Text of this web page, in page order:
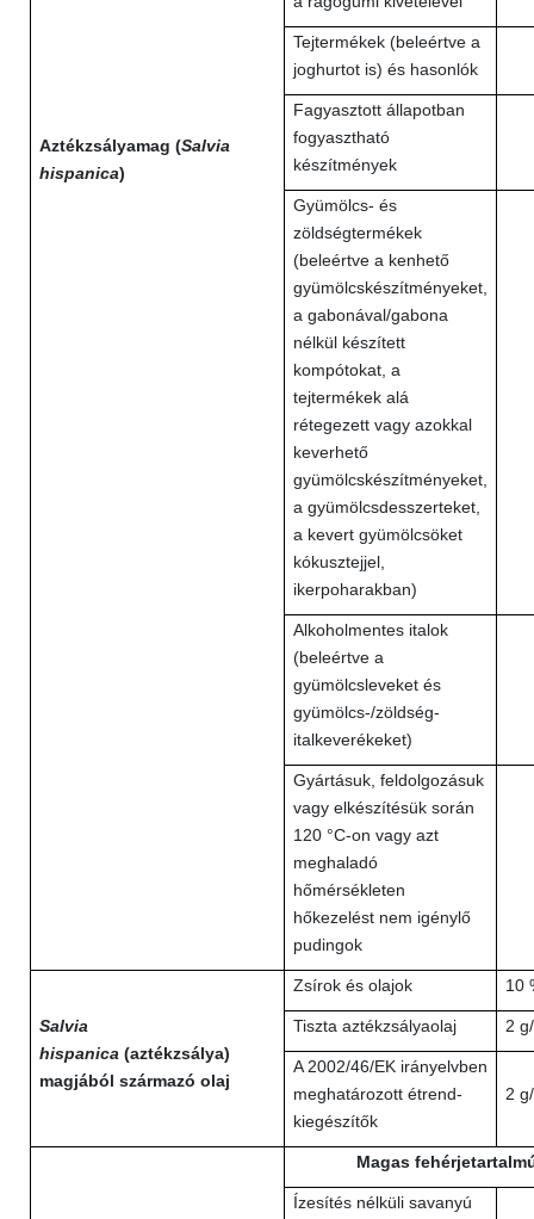
Aztékzsályamag (Salvia
hispanica)
Tejtermékek (beleértve a
joghurtot is) és hasonlók
Fagyasztott állapotban
fogyasztható
készítmények
Gyümölcs- és
zöldségtermékek
(beleértve a kenhető
gyümölcskészítményeket,
a gabonával/gabona
nélkül készített
kompótokat, a
tejtermékek alá
rétegezett vagy azokkal
keverhető
gyümölcskészítményeket,
a gyümölcsdesszerteket,
a kevert gyümölcsöket
kókusztejjel,
ikerpoharakban)
Alkoholmentes italok
(beleértve a
gyümölcsleveket és
gyümölcs-/zöldség-
italkeverékeket)
Gyártásuk, feldolgozásuk
vagy elkészítésük során
120 °C-on vagy azt
meghaladó
hőmérsékleten
hőkezelést nem igénylő
pudingok
Salvia
hispanica (aztékzsálya)
magjából származó olaj
Zsírok és olajok 10
Tiszta aztékzsályaolaj 2
A 2002/46/EK irányelvben
meghatározott étrend-
kiegészítők
2
Magas
Ízesítés nélküli savanyú